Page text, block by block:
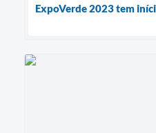
ExpoVerde 2023 tem